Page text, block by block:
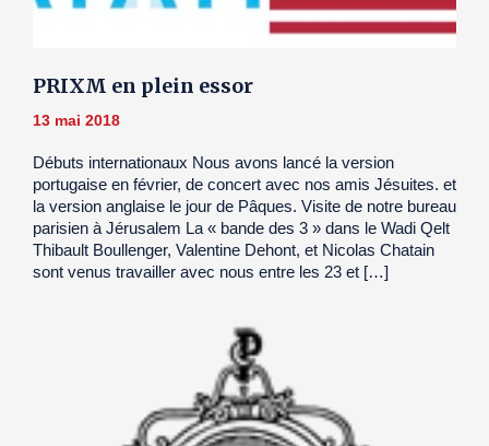
PRIXM en plein essor
13 mai 2018
Débuts internationaux Nous avons lancé la version
portugaise en février, de concert avec nos amis Jésuites. et
la version anglaise le jour de Pâques. Visite de notre bureau
parisien à Jérusalem La « bande des 3 » dans le Wadi Qelt
Thibault Boullenger, Valentine Dehont, et Nicolas Chatain
sont venus travailler avec nous entre les 23 et […]